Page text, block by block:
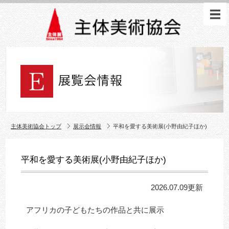
主体美術協会トップ 展示会情報 平和を愛する美術展(小野由紀子ほか)
平和を愛する美術展(小野由紀子ほか)
2026.07.09更新
アフリカの子どもたちの作品と共に展示